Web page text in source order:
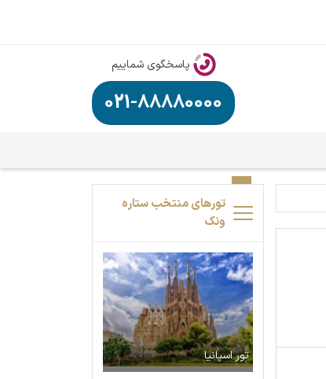
پاسخگوی شماییم
021-88880000
تورهای منتخب ستاره
ونک
تور اسپانیا